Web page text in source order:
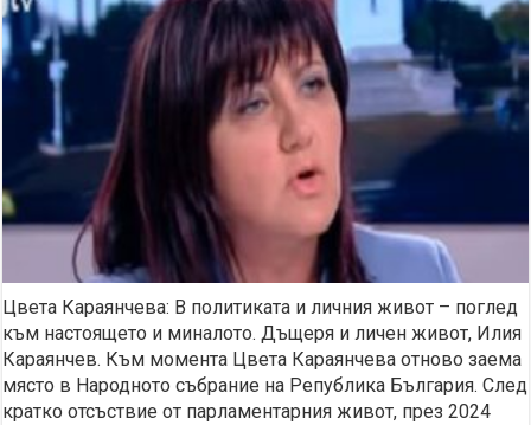
Цвета Караянчева: В политиката и личния живот – поглед
към настоящето и миналото. Дъщеря и личен живот, Илия
Караянчев. Към момента Цвета Караянчева отново заема
място в Народното събрание на Република България. След
кратко отсъствие от парламентарния живот, през 2024